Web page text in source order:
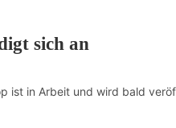
sich an
ist in Arbeit und wird bald